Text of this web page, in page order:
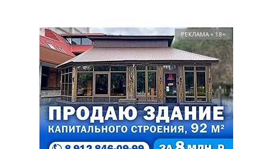
РЕКЛАМА • 18+